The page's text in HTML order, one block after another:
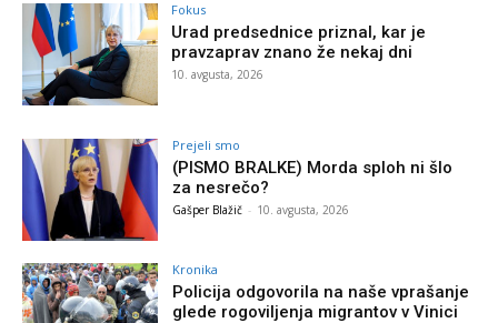
Fokus
Urad predsednice priznal, kar je
pravzaprav znano že nekaj dni
10. avgusta, 2026
Prejeli smo
(PISMO BRALKE) Morda sploh ni šlo
za nesrečo?
Gašper Blažič - 10. avgusta, 2026
Kronika
Policija odgovorila na naše vprašanje
glede rogoviljenja migrantov v Vinici